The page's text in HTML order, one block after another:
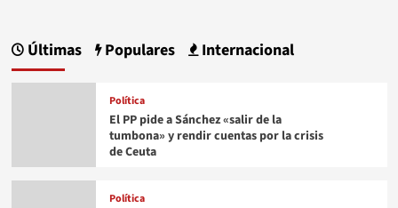
Últimas Populares Internacional
Política
El PP pide a Sánchez «salir de la
tumbona» y rendir cuentas por la crisis
de Ceuta
Política